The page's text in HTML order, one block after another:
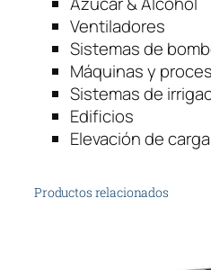
Ventiladores
Sistemas de
Máquinas y
Sistemas de
Edificios
Elevación de
Productos relacionados